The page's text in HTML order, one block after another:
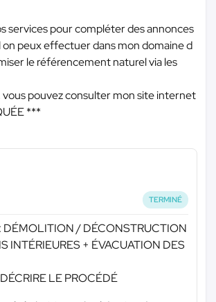
services pour compléter des annonces
on peux effectuer dans mon domaine d
le référencement naturel via les
vous pouvez consulter mon site internet
***
TERMINÉ
DÉMOLITION / DÉCONSTRUCTION
INTÉRIEURES + ÉVACUATION DES
LE PROCÉDÉ